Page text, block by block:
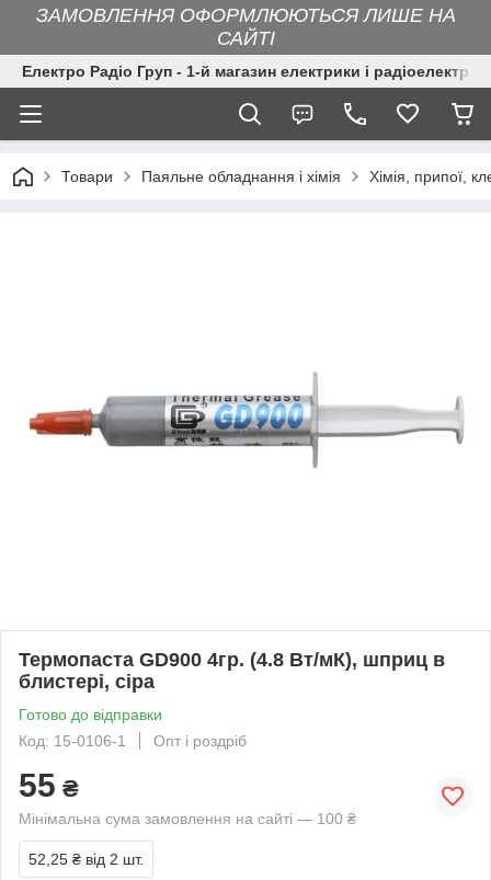
ЗАМОВЛЕННЯ ОФОРМЛЮЮТЬСЯ ЛИШЕ НА
САЙТІ
Електро Радіо Груп - 1-й магазин електрики і
Товари Паяльне обладнання і хімія Хімія, припої,
Термопаста GD900 4гр. (4.8 Вт/мК), шприц в
блистері, сіра
Готово до відправки
Код: 15-0106-1
Опт і роздріб
55 ₴
Мінімальна сума замовлення на сайті — 100 ₴
52,25 ₴ від 2 шт.